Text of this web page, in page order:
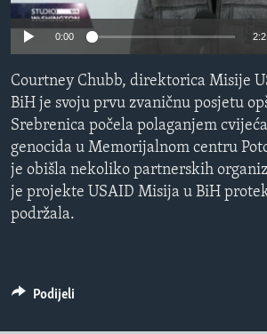
MAGAZIN
O GLASU AMERIKE
Learning English
PRATITE NAS
0:00
Courtney Chubb, direktorica Misije
BiH je svoju prvu zvaničnu posjetu
Srebrenica počela polaganjem
genocida u Memorijalnom centru
je obišla nekoliko partnerskih
je projekte USAID Misija u BiH
podržala.
Podijeli